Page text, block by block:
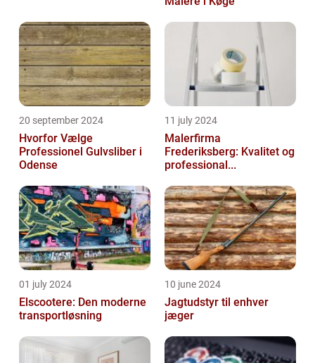
20 september 2024
Hvorfor Vælge
Professionel Gulvsliber i
Odense
11 july 2024
Malerfirma
Frederiksberg: Kvalitet og
professional...
01 july 2024
Elscootere: Den moderne
transportløsning
10 june 2024
Jagtudstyr til enhver
jæger